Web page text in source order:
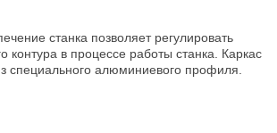
станка позволяет регулировать
контура в процессе работы станка. Каркас
специального алюминиевого профиля.